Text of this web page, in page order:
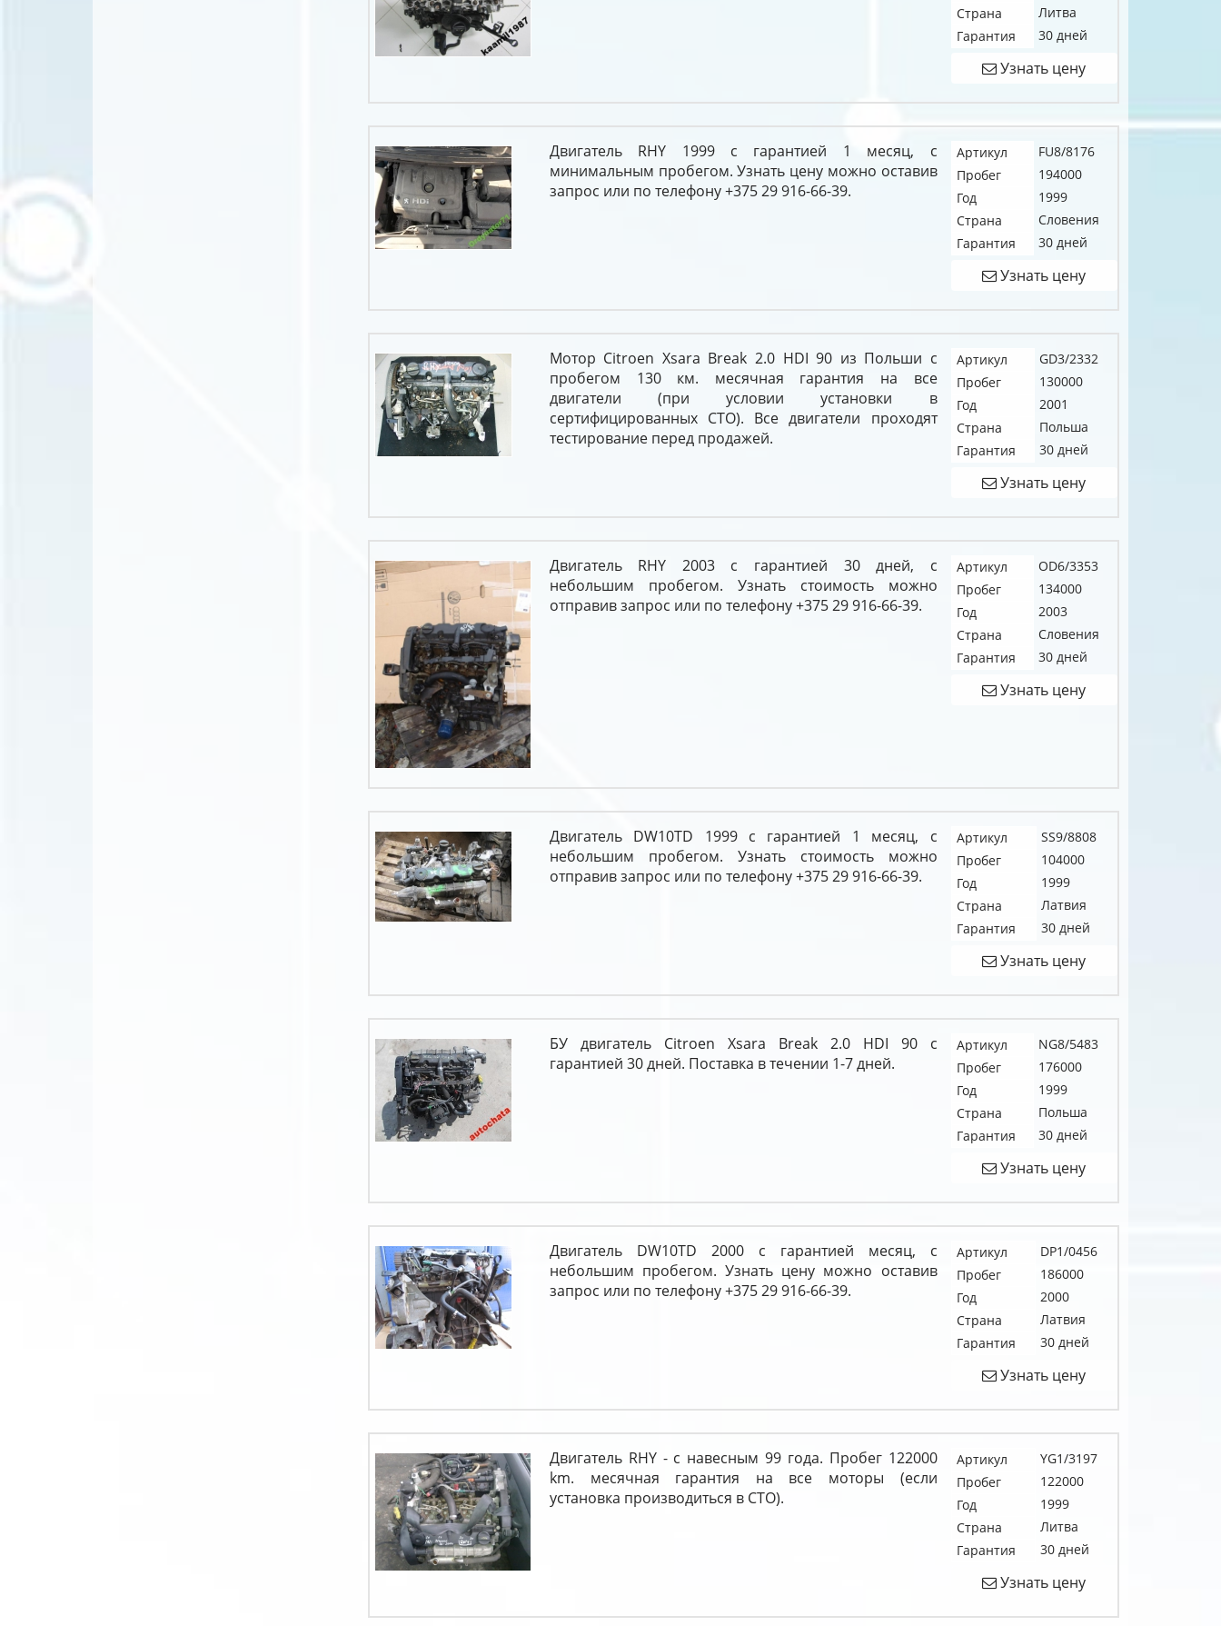
Страна
Литва
Гарантия
30 дней
Узнать цену
Двигатель RHY 1999 с гарантией 1 месяц, с
минимальным пробегом. Узнать цену можно оставив
запрос или по телефону +375 29 916-66-39.
Артикул
FU8/8176
Пробег
194000
Год
1999
Страна
Словения
Гарантия
30 дней
Узнать цену
Мотор Citroen Xsara Break 2.0 HDI 90 из Польши с
пробегом 130 км. месячная гарантия на все
двигатели (при условии установки в
сертифицированных СТО). Все двигатели проходят
тестирование перед продажей.
Артикул
GD3/2332
Пробег
130000
Год
2001
Страна
Польша
Гарантия
30 дней
Узнать цену
Двигатель RHY 2003 с гарантией 30 дней, с
небольшим пробегом. Узнать стоимость можно
отправив запрос или по телефону +375 29 916-66-39.
Артикул
OD6/3353
Пробег
134000
Год
2003
Страна
Словения
Гарантия
30 дней
Узнать цену
Двигатель DW10TD 1999 с гарантией 1 месяц, с
небольшим пробегом. Узнать стоимость можно
отправив запрос или по телефону +375 29 916-66-39.
Артикул
SS9/8808
Пробег
104000
Год
1999
Страна
Латвия
Гарантия
30 дней
Узнать цену
БУ двигатель Citroen Xsara Break 2.0 HDI 90 c
гарантией 30 дней. Поставка в течении 1-7 дней.
Артикул
NG8/5483
Пробег
176000
Год
1999
Страна
Польша
Гарантия
30 дней
Узнать цену
Двигатель DW10TD 2000 с гарантией месяц, с
небольшим пробегом. Узнать цену можно оставив
запрос или по телефону +375 29 916-66-39.
Артикул
DP1/0456
Пробег
186000
Год
2000
Страна
Латвия
Гарантия
30 дней
Узнать цену
Двигатель RHY - с навесным 99 года. Пробег 122000
km. месячная гарантия на все моторы (если
установка производиться в СТО).
Артикул
YG1/3197
Пробег
122000
Год
1999
Страна
Литва
Гарантия
30 дней
Узнать цену